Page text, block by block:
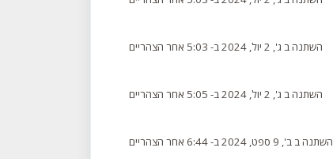
השתנה ב ג', 2 יול, 2024 ב- 5:03 אחר הצהריים
השתנה ב ג', 2 יול, 2024 ב- 5:05 אחר הצהריים
השתנה ב ב', 9 ספט, 2024 ב- 6:44 אחר הצהריים